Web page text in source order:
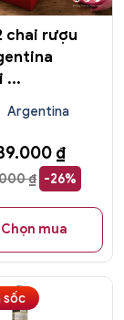
chai rượu
...
Argentina
₫ -26%
₫
Chọn mua
sốc